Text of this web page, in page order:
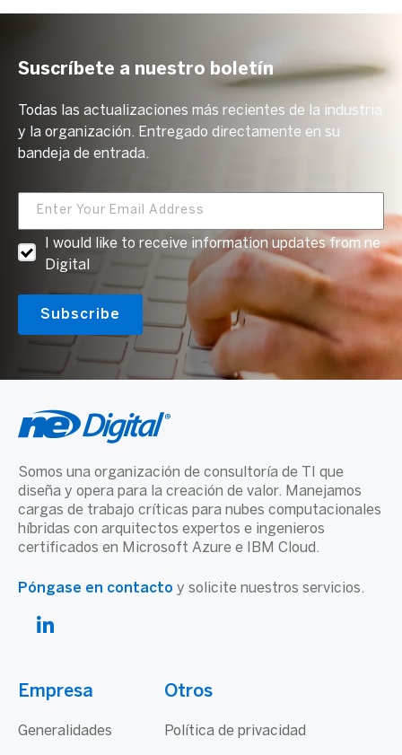
Suscríbete a nuestro boletín
Todas las actualizaciones más recientes de la industria
y la organización. Entregado directamente en su
bandeja de entrada.
I would like to receive information updates from ne
Digital
Somos una organización de consultoría de TI que
diseña y opera para la creación de valor. Manejamos
cargas de trabajo críticas para nubes computacionales
híbridas con arquitectos expertos e ingenieros
certificados en Microsoft Azure e IBM Cloud.
Póngase en contacto y solicite nuestros servicios.
Empresa
Generalidades
Otros
Política de privacidad